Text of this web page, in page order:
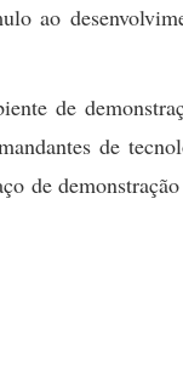
ao
de
de
de